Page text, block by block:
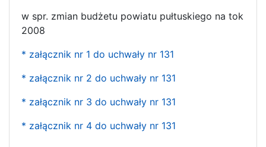
w spr. zmian budżetu powiatu pułtuskiego na tok
2008
* załącznik nr 1 do uchwały nr 131
* załącznik nr 2 do uchwały nr 131
* załącznik nr 3 do uchwały nr 131
* załącznik nr 4 do uchwały nr 131